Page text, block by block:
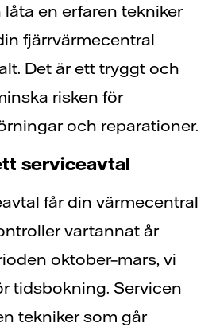
en erfaren tekniker
fjärrvärmecentral
Det är ett tryggt och
risken för
och reparationer.
serviceavtal
får din värmecentral
vartannat år
oktober–mars, vi
tidsbokning. Servicen
tekniker som går